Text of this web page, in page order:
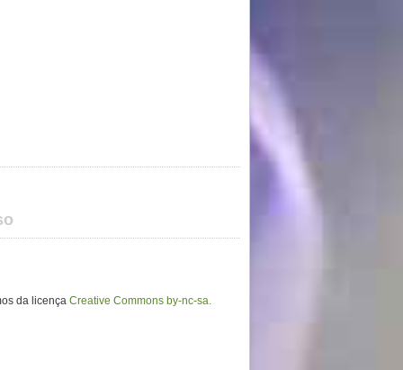
da licença Creative Commons by-nc-sa.